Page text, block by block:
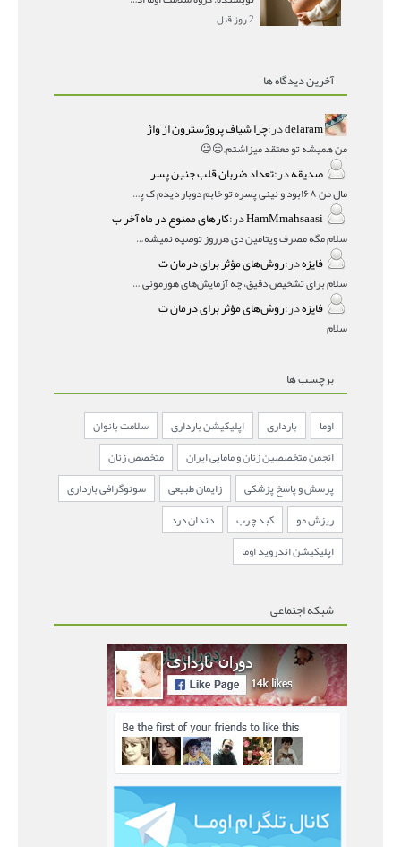
2 روز قبل
آخرین دیدگاه ها
delaramدر:چرا شیاف پروژسترون از واژ
من همیشه تو معتقد میزاشتم,,😑😐
صدیقهدر:تعداد ضربان قلب جنین پسر
مال من ۱۶۸بود و نینی پسره تو خابم دوبار دیدم ک پسره
HamMmahsaasiدر:کارهای ممنوع در ماه آخر ب
سلام مگه مصرف ویتامین دی هرروز توصیه نمیشه؟درمقاله میگه
فایزهدر:روش‌های مؤثر برای درمان ت
سلام برای تشخیص دقیق، چه آزمایش‌های هورمونی و چه سونوگر
فایزهدر:روش‌های مؤثر برای درمان ت
سلام
برچسب ها
اوما بارداری اپلیکیشن بارداری
سلامت بانوان
انجمن متخصصین زنان و مامایی ایران
متخصص زنان
پرسش و پاسخ پزشکی
زایمان طبیعی
سونوگرافی بارداری
ریزش مو
کبد چرب
دندان درد
اپلیکیشن اندروید اوما
شبکه اجتماعی